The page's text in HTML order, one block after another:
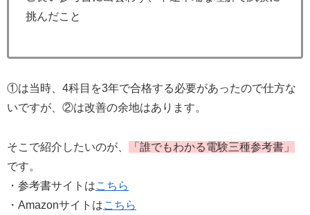
挑んだこと
①は当時、4科目を3年で合格する必要があったので仕方な
いですが、②は改善の余地はあります。
そこで紹介したいのが、
「誰でもわかる電験三種参考書」
です。
・参考書サイトはこちら
・Amazonサイトはこちら